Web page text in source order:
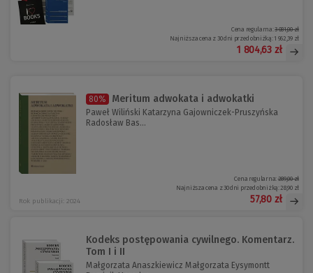
Cena regularna:3 081,00 zł
Najniższa cena z 30 dni przed obniżką:1 962,39 zł
1 804,63 zł
80% Meritum adwokata i adwokatki
Paweł Wiliński Katarzyna Gajowniczek-Pruszyńska
Radosław Bas...
Rok publikacji: 2024
Cena regularna:289,00 zł
Najniższa cena z 30 dni przed obniżką:28,90 zł
57,80 zł
Kodeks postępowania cywilnego. Komentarz.
Tom I i II
Małgorzata Anaszkiewicz Małgorzata Eysymontt